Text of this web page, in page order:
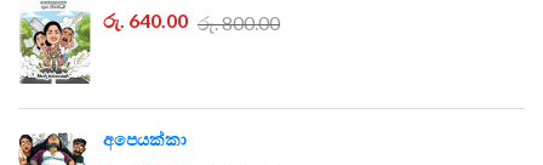
රු. 640.00 රු. 800.00
අපෙයක්කා